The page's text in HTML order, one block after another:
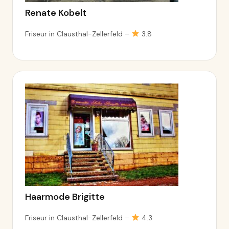
Renate Kobelt
Friseur in Clausthal-Zellerfeld – 3.8
Haarmode Brigitte
Friseur in Clausthal-Zellerfeld – 4.3